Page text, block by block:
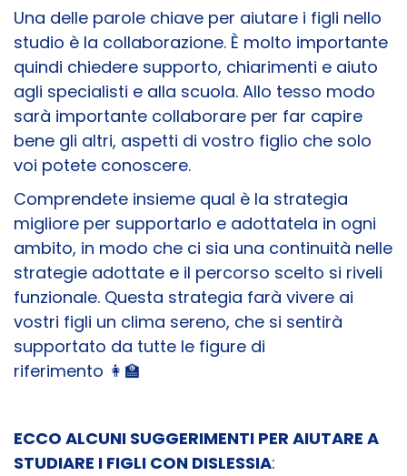
Una delle parole chiave per aiutare i figli nello
studio è la collaborazione. È molto importante
quindi chiedere supporto, chiarimenti e aiuto
agli specialisti e alla scuola. Allo tesso modo
sarà importante collaborare per far capire
bene gli altri, aspetti di vostro figlio che solo
voi potete conoscere.
Comprendete insieme qual è la strategia
migliore per supportarlo e adottatela in ogni
ambito, in modo che ci sia una continuità nelle
strategie adottate e il percorso scelto si riveli
funzionale. Questa strategia farà vivere ai
vostri figli un clima sereno, che si sentirà
supportato da tutte le figure di
riferimento 👩‍🏫
ECCO ALCUNI SUGGERIMENTI PER AIUTARE A
STUDIARE I FIGLI CON DISLESSIA: